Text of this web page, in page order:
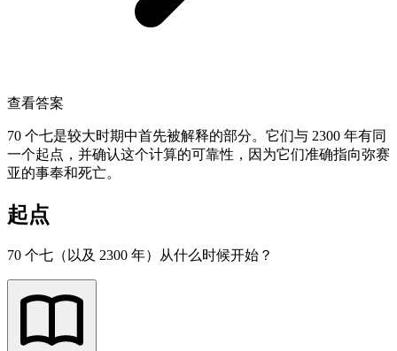
查看答案
70 个七是较大时期中首先被解释的部分。它们与 2300 年有同
一个起点，并确认这个计算的可靠性，因为它们准确指向弥赛
亚的事奉和死亡。
起点
70 个七（以及 2300 年）从什么时候开始？